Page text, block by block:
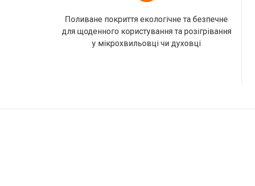
Поливане покриття екологічне та безпечне
для щоденного користування та розігрівання
у мікрохвильовці чи духовці